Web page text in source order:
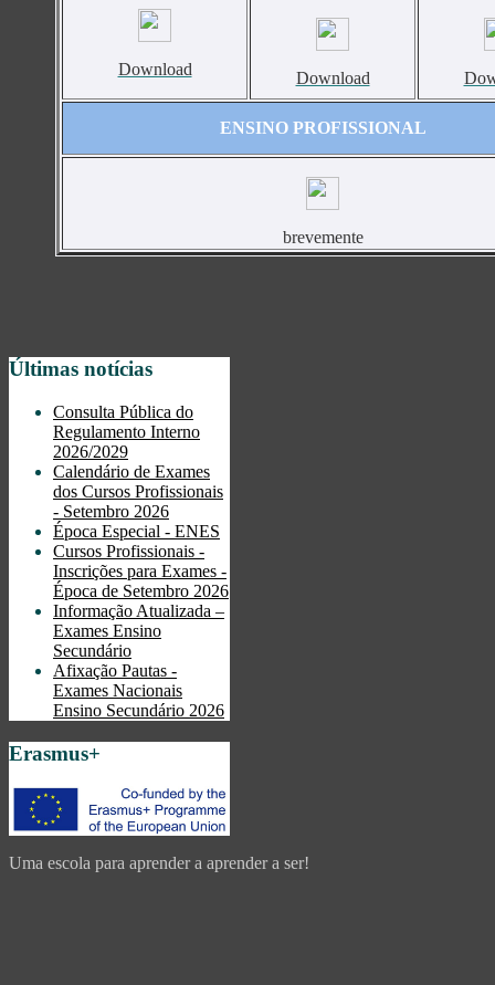
Download Download
ENSINO PROFISSIONAL
brevemente
Últimas notícias
Consulta Pública do
Regulamento Interno
2026/2029
Calendário de Exames
dos Cursos Profissionais
- Setembro 2026
Época Especial - ENES
Cursos Profissionais -
Inscrições para Exames -
Época de Setembro 2026
Informação Atualizada –
Exames Ensino
Secundário
Afixação Pautas -
Exames Nacionais
Ensino Secundário 2026
Erasmus+
Uma escola para aprender a aprender a ser!